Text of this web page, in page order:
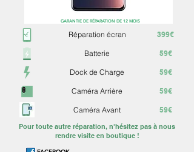
Réparation écran
Batterie
Dock de Charge
Caméra Arrière
Caméra Avant 59€
59€
59€
399€
59€
Pour toute autre réparation, n'hésitez pas à nous
rendre visite en boutique !
GARANTIE DE RÉPARATION DE 12 MOIS